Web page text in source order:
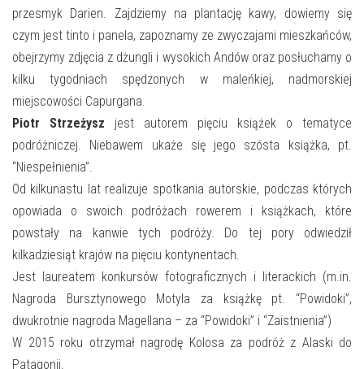
FOTO
E-INFORMATOR
O NAS
przesmyk Darien. Zajdziemy na plantację kawy, dowiemy się
czym jest tinto i panela, zapoznamy ze zwyczajami mieszkańców,
obejrzymy zdjęcia z dżungli i wysokich Andów oraz posłuchamy o
kilku tygodniach spędzonych w maleńkiej, nadmorskiej
miejscowości Capurgana.
Piotr Strzeżysz jest autorem pięciu książek o tematyce
podróżniczej. Niebawem ukaże się jego szósta książka, pt.
“Niespełnienia”.
Od kilkunastu lat realizuje spotkania autorskie, podczas których
opowiada o swoich podróżach rowerem i książkach, które
powstały na kanwie tych podróży. Do tej pory odwiedził
kilkadziesiąt krajów na pięciu kontynentach.
Jest laureatem konkursów fotograficznych i literackich (m.in.
Nagroda Bursztynowego Motyla za książkę pt. “Powidoki”,
dwukrotnie nagroda Magellana – za “Powidoki” i “Zaistnienia”)
W 2015 roku otrzymał nagrodę Kolosa za podróż z Alaski do
Patagonii.